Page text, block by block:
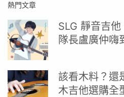
熱門文章
SLG 靜音吉
隊長盧廣仲嗨
該看木料？還
木吉他選購全